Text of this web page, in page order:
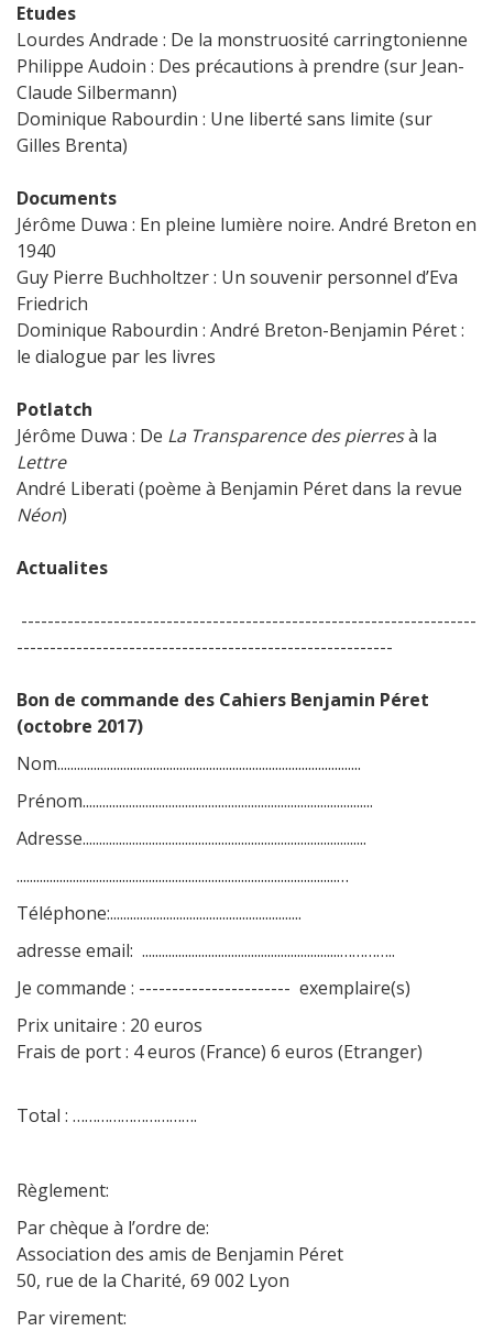
Etudes
Lourdes Andrade : De la monstruosité carringtonienne
Philippe Audoin : Des précautions à prendre (sur Jean-
Claude Silbermann)
Dominique Rabourdin : Une liberté sans limite (sur
Gilles Brenta)
Documents
Jérôme Duwa : En pleine lumière noire. André Breton en
1940
Guy Pierre Buchholtzer : Un souvenir personnel d’Eva
Friedrich
Dominique Rabourdin : André Breton-Benjamin Péret :
le dialogue par les livres
Potlatch
Jérôme Duwa : De La Transparence des pierresà la
Lettre
André Liberati (poème à Benjamin Péret dans la revue
Néon)
Actualites
---------------------------------------------------------------------
---------------------------------------------------------
Bon de commande des Cahiers Benjamin Péret
(octobre 2017)
Nom............................................................................................
Prénom........................................................................................
Adresse......................................................................................
.................................................................................................…
Téléphone:..........................................................
adresse email: ............................................................…………..
Je commande : ----------------------- exemplaire(s)
Prix unitaire : 20 euros
Frais de port : 4 euros (France) 6 euros (Etranger)
Total : ………………………….
Règlement:
Par chèque à l’ordre de:
Association des amis de Benjamin Péret
50, rue de la Charité, 69 002 Lyon
Par virement: